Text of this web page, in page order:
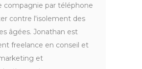
compagnie par téléphone
contre l'isolement des
âgées. Jonathan est
freelance en conseil et
et